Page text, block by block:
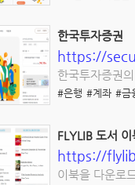
한국투자증권
https://
한국투자증권
#은행 #계좌 #금
FLYLIB 도서 이
https://
이북을 다운로